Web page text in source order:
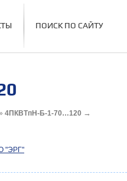
ПОИСК ПО САЙТУ
4ПКВТпН-Б-1-70…120 →
"ЭРГ"